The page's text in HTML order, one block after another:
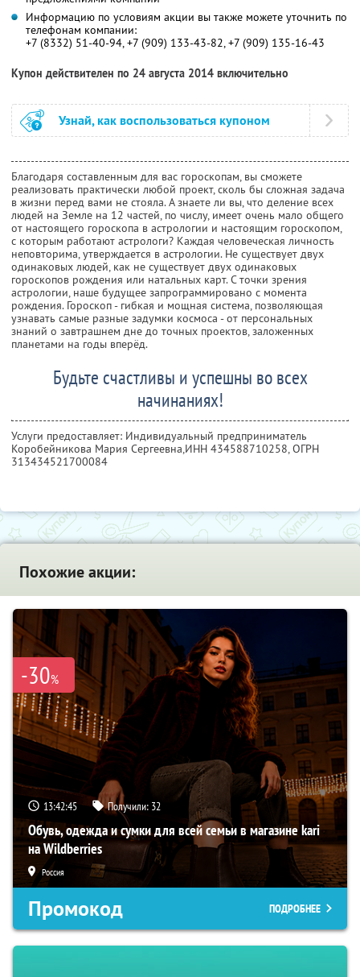
Информацию по условиям акции вы также можете уточнить по
телефонам компании:
+7 (8332) 51-40-94, +7 (909) 133-43-82, +7 (909) 135-16-43
Купон действителен по 24 августа 2014 включительно
Узнай, как воспользоваться купоном
Благодаря составленным для вас гороскопам, вы сможете
реализовать практически любой проект, сколь бы сложная задача
в жизни перед вами не стояла. А знаете ли вы, что деление всех
людей на Земле на 12 частей, по числу, имеет очень мало общего
от настоящего гороскопа в астрологии и настоящим гороскопом,
с которым работают астрологи? Каждая человеческая личность
неповторима, утверждается в астрологии. Не существует двух
одинаковых людей, как не существует двух одинаковых
гороскопов рождения или натальных карт. С точки зрения
астрологии, наше будущее запрограммировано с момента
рождения. Гороскоп - гибкая и мощная система, позволяющая
узнавать самые разные задумки космоса - от персональных
знаний о завтрашнем дне до точных проектов, заложенных
планетами на годы вперёд.
Будьте счастливы и успешны во всех
начинаниях!
Услуги предоставляет: Индивидуальный предприниматель
Коробейникова Мария Сергеевна,ИНН 434588710258, ОГРН
313434521700084
Похожие акции:
-30%
13:42:45 Получили: 32
Обувь, одежда и сумки для всей семьи в магазине kari
на Wildberries
Россия
Промокод ПОДРОБНЕЕ